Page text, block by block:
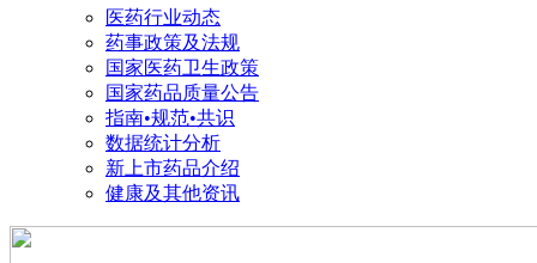
医药行业动态
药事政策及法规
国家医药卫生政策
国家药品质量公告
指南•规范•共识
数据统计分析
新上市药品介绍
健康及其他资讯